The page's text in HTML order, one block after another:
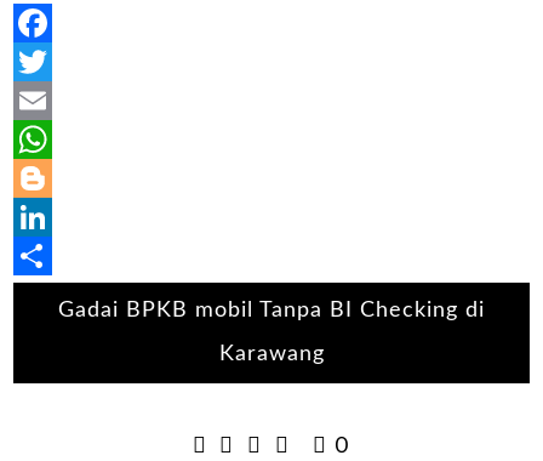
Facebook
Twitter
Email
WhatsApp
Blogger
LinkedIn
Gadai BPKB mobil Tanpa BI Checking di
Karawang
0